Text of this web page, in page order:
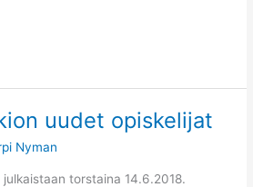
uudet opiskelijat
Nyman
torstaina 14.6.2018.